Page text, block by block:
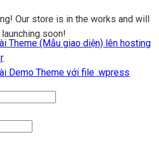
Theme (Mẫu giao diện) lên hosting
Demo Theme với file .wpress
Our store is in the works and will
soon!